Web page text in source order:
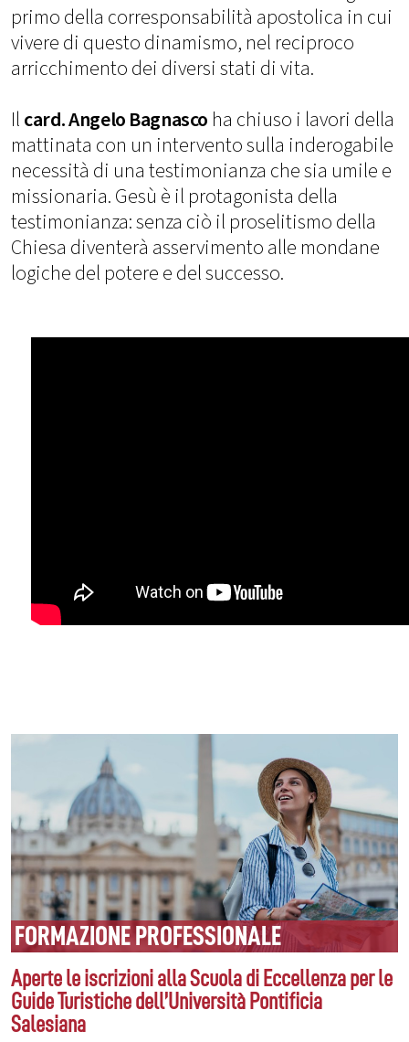
primo della corresponsabilità apostolica in cui
vivere di questo dinamismo, nel reciproco
arricchimento dei diversi stati di vita.
Ilcard. Angelo Bagnasco ha chiuso i lavori della
mattinata con un intervento sulla inderogabile
necessità di una testimonianza che sia umile e
missionaria. Gesù è il protagonista della
testimonianza: senza ciò il proselitismo della
Chiesa diventerà asservimento alle mondane
logiche del potere e del successo.
FORMAZIONE PROFESSIONALE
Aperte le iscrizioni alla Scuola di Eccellenza per le
Guide Turistiche dell’Università Pontificia
Salesiana